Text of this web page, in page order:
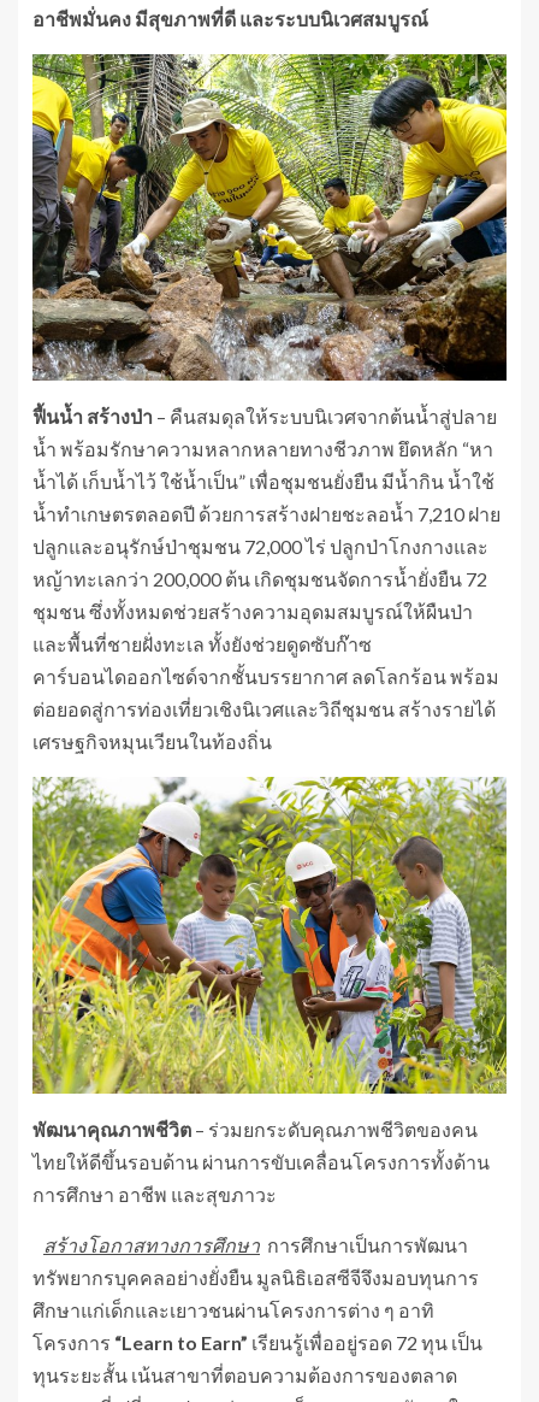
อาชีพมั่นคง มีสุขภาพที่ดี และระบบนิเวศสมบูรณ์
ฟื้นน้ำ สร้างป่า – คืนสมดุลให้ระบบนิเวศจากต้นน้ำสู่ปลาย
น้ำ พร้อมรักษาความหลากหลายทางชีวภาพ ยึดหลัก “หา
น้ำได้ เก็บน้ำไว้ ใช้น้ำเป็น” เพื่อชุมชนยั่งยืน มีน้ำกิน น้ำใช้
น้ำทำเกษตรตลอดปี ด้วยการสร้างฝายชะลอน้ำ 7,210 ฝาย
ปลูกและอนุรักษ์ป่าชุมชน 72,000 ไร่ ปลูกป่าโกงกางและ
หญ้าทะเลกว่า 200,000 ต้น เกิดชุมชนจัดการน้ำยั่งยืน 72
ชุมชน ซึ่งทั้งหมดช่วยสร้างความอุดมสมบูรณ์ให้ผืนป่า
และพื้นที่ชายฝั่งทะเล ทั้งยังช่วยดูดซับก๊าซ
คาร์บอนไดออกไซด์จากชั้นบรรยากาศ ลดโลกร้อน พร้อม
ต่อยอดสู่การท่องเที่ยวเชิงนิเวศและวิถีชุมชน สร้างรายได้
เศรษฐกิจหมุนเวียนในท้องถิ่น
พัฒนาคุณภาพชีวิต – ร่วมยกระดับคุณภาพชีวิตของคน
ไทยให้ดีขึ้นรอบด้าน ผ่านการขับเคลื่อนโครงการทั้งด้าน
การศึกษา อาชีพ และสุขภาวะ
สร้างโอกาสทางการศึกษา การศึกษาเป็นการพัฒนา
ทรัพยากรบุคคลอย่างยั่งยืน มูลนิธิเอสซีจีจึงมอบทุนการ
ศึกษาแก่เด็กและเยาวชนผ่านโครงการต่าง ๆ อาทิ
โครงการ “Learn to Earn” เรียนรู้เพื่ออยู่รอด 72 ทุน เป็น
ทุนระยะสั้น เน้นสาขาที่ตอบความต้องการของตลาด